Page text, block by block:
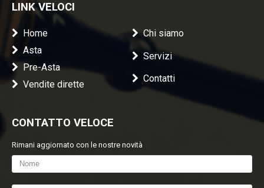
LINK VELOCI
Home
Asta
Pre-Asta
Vendite dirette
Chi siamo
Servizi
Contatti
CONTATTO VELOCE
Rimani aggiornato con le nostre novità